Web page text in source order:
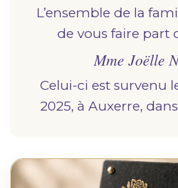
marbrerie pour
Demander un devis
L’ensemble de la
de vous faire part
Mme Joëlle
Celui-ci est survenu
2025, à Auxerre,